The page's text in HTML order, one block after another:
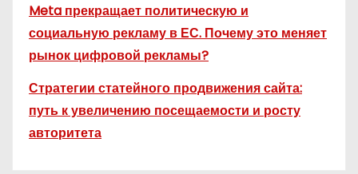
Meta прекращает политическую и
социальную рекламу в ЕС. Почему это меняет
рынок цифровой рекламы?
Стратегии статейного продвижения сайта:
путь к увеличению посещаемости и росту
авторитета